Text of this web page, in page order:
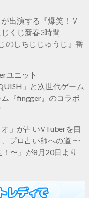
出演する『爆笑！Ｖ
くじ新春3時間
のしちじじゅうじ』番
ユニット
」と次世代ゲーム
『fingger』のコラボ
」が占いVTuberを目
プロ占い師への道 〜
〜』が8月20日より